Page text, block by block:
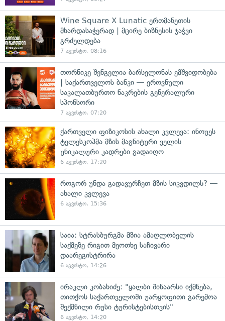
Wine Square X Lunatic ერთმანეთის
მხარდასაჭერად | მცირე ბიზნესის ჯაჭვი
გრძელდება
7 აგვისტო, 08:16
თორნიკე შენგელია ბარსელონას ემშვიდობება
| საქართველოს ბანკი — ეროვნული
საკალათბურთო ნაკრების გენერალური
სპონსორი
7 აგვისტო, 07:20
ქართველი ფიზიკოსის ახალი კვლევა: ინოუეს
ტელესკოპმა მზის მაგნიტური ველის
უნიკალური კადრები გადაიღო
6 აგვისტო, 17:20
როგორ უნდა გადავურჩეთ მზის სიკვდილს? —
ახალი კვლევა
6 აგვისტო, 15:36
საია: სტრასბურგმა მზია ამაღლობელის
საქმეზე რიგით მეოთხე საჩივარი
დაარეგისტრირა
6 აგვისტო, 14:26
ირაკლი კობახიძე: "ყალბი შინაარსი იქმნება,
თითქოს საქართველოში უარყოფითი გარემოა
შექმნილი რუსი ტურისტებისთვის"
6 აგვისტო, 14:20